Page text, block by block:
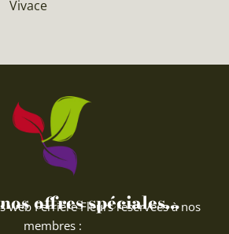
Vivace
offres spéciales...
web Ferriere Fleurs réservées à nos
membres :